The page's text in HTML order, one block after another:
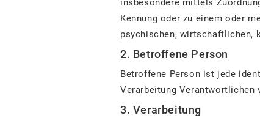
insbesondere mittels
Kennung oder zu einem oder
psychischen, wirtschaftlichen,
2. Betroffene Person
Betroffene Person ist jede
Verarbeitung Verantwortlichen
3. Verarbeitung